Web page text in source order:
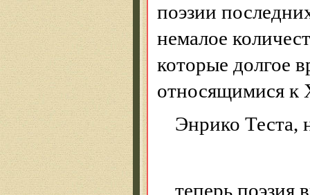
поэзии
немалое
которые долгое
относящимися к
Энрико Теста,
теперь поэзия